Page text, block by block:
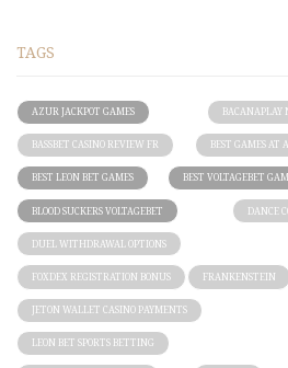
TAGS
AZUR JACKPOT GAMES BACANAPLAY
BASSBET CASINO REVIEW FR BEST GAMES AT
BEST LEON BET GAMES BEST VOLTAGEBET
BLOOD SUCKERS VOLTAGEBET DANCE
DUEL WITHDRAWAL OPTIONS
FOXDEX REGISTRATION BONUS FRANKENSTEIN
JETON WALLET CASINO PAYMENTS
LEON BET SPORTS BETTING